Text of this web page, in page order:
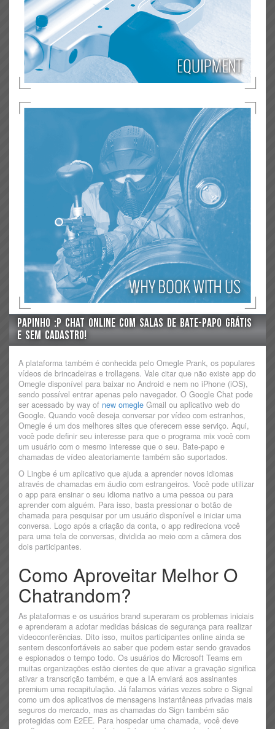
Papinho :p Chat Online Com Salas De Bate-papo Grátis
E Sem Cadastro!
A plataforma também é conhecida pelo Omegle Prank, os populares
vídeos de brincadeiras e trollagens. Vale citar que não existe app do
Omegle disponível para baixar no Android e nem no iPhone (iOS),
sendo possível entrar apenas pelo navegador. O Google Chat pode
ser acessado by way of new omegle Gmail ou aplicativo web do
Google. Quando você deseja conversar por vídeo com estranhos,
Omegle é um dos melhores sites que oferecem esse serviço. Aqui,
você pode definir seu interesse para que o programa mix você com
um usuário com o mesmo interesse que o seu. Bate-papo e
chamadas de vídeo aleatoriamente também são suportados.
O Lingbe é um aplicativo que ajuda a aprender novos idiomas
através de chamadas em áudio com estrangeiros. Você pode utilizar
o app para ensinar o seu idioma nativo a uma pessoa ou para
aprender com alguém. Para isso, basta pressionar o botão de
chamada para pesquisar por um usuário disponível e iniciar uma
conversa. Logo após a criação da conta, o app redireciona você
para uma tela de conversas, dividida ao meio com a câmera dos
dois participantes.
Como Aproveitar Melhor O
Chatrandom?
As plataformas e os usuários brand superaram os problemas iniciais
e aprenderam a adotar medidas básicas de segurança para realizar
videoconferências. Dito isso, muitos participantes online ainda se
sentem desconfortáveis ao saber que podem estar sendo gravados
e espionados o tempo todo. Os usuários do Microsoft Teams em
muitas organizações estão cientes de que ativar a gravação significa
ativar a transcrição também, e que a IA enviará aos assinantes
premium uma recapitulação. Já falamos várias vezes sobre o Signal
como um dos aplicativos de mensagens instantâneas privadas mais
seguros do mercado, mas as chamadas do Sign também são
protegidas com E2EE. Para hospedar uma chamada, você deve